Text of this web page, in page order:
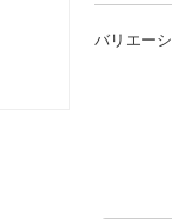
バリエーシ